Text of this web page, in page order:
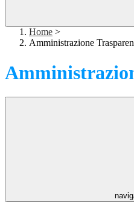
Home >
Amministrazione